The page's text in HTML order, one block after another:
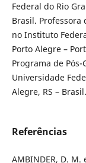
Federal do Rio
Brasil.
no Instituto
Porto Alegre –
Programa de
Universidade
Alegre, RS – Brasil.
Referências
AMBINDER, D.